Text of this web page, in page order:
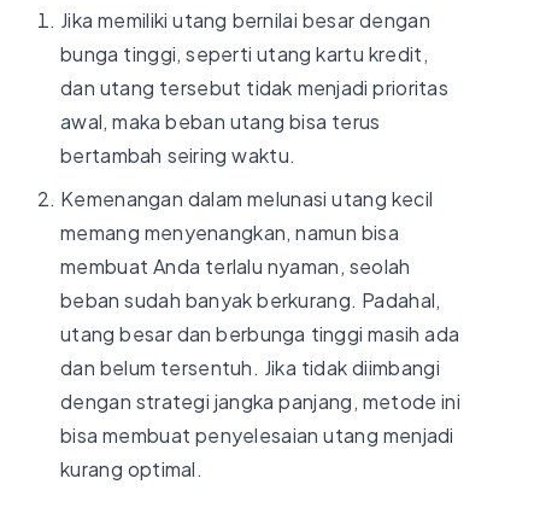
Jika memiliki utang bernilai besar dengan
bunga tinggi, seperti utang kartu kredit,
dan utang tersebut tidak menjadi prioritas
awal, maka beban utang bisa terus
bertambah seiring waktu.
Kemenangan dalam melunasi utang kecil
memang menyenangkan, namun bisa
membuat Anda terlalu nyaman, seolah
beban sudah banyak berkurang. Padahal,
utang besar dan berbunga tinggi masih ada
dan belum tersentuh. Jika tidak diimbangi
dengan strategi jangka panjang, metode ini
bisa membuat penyelesaian utang menjadi
kurang optimal.